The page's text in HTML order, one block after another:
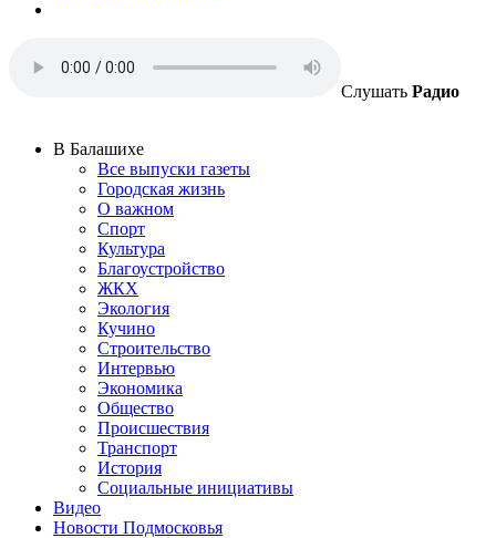
Слушать Радио
В Балашихе
Все выпуски газеты
Городская жизнь
О важном
Спорт
Культура
Благоустройство
ЖКХ
Экология
Кучино
Строительство
Интервью
Экономика
Общество
Происшествия
Транспорт
История
Социальные инициативы
Видео
Новости Подмосковья